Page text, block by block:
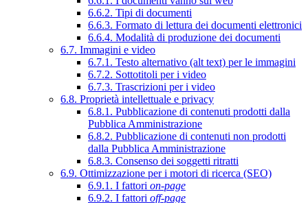
6.6.2. Tipi di documenti
6.6.3. Formato di lettura dei documenti elettronici
6.6.4. Modalità di produzione dei documenti
6.7. Immagini e video
6.7.1. Testo alternativo (alt text) per le immagini
6.7.2. Sottotitoli per i video
6.7.3. Trascrizioni per i video
6.8. Proprietà intellettuale e privacy
6.8.1. Pubblicazione di contenuti prodotti dalla
Pubblica Amministrazione
6.8.2. Pubblicazione di contenuti non prodotti
dalla Pubblica Amministrazione
6.8.3. Consenso dei soggetti ritratti
6.9. Ottimizzazione per i motori di ricerca (SEO)
6.9.1. I fattori on-page
6.9.2. I fattori off-page